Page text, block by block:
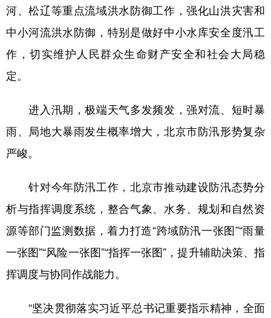
河、松辽等重点流域洪水防御工作，强化山洪灾害和
中小河流洪水防御，特别是做好中小水库安全度汛工
作，切实维护人民群众生命财产安全和社会大局稳
定。
进入汛期，极端天气多发频发，强对流、短时暴
雨、局地大暴雨发生概率增大，北京市防汛形势复杂
严峻。
针对今年防汛工作，北京市推动建设防汛态势分
析与指挥调度系统，整合气象、水务、规划和自然资
源等部门监测数据，着力打造“跨域防汛一张图”“雨量
一张图”“风险一张图”“指挥一张图”，提升辅助决策、指
挥调度与协同作战能力。
“坚决贯彻落实习近平总书记重要指示精神，全面